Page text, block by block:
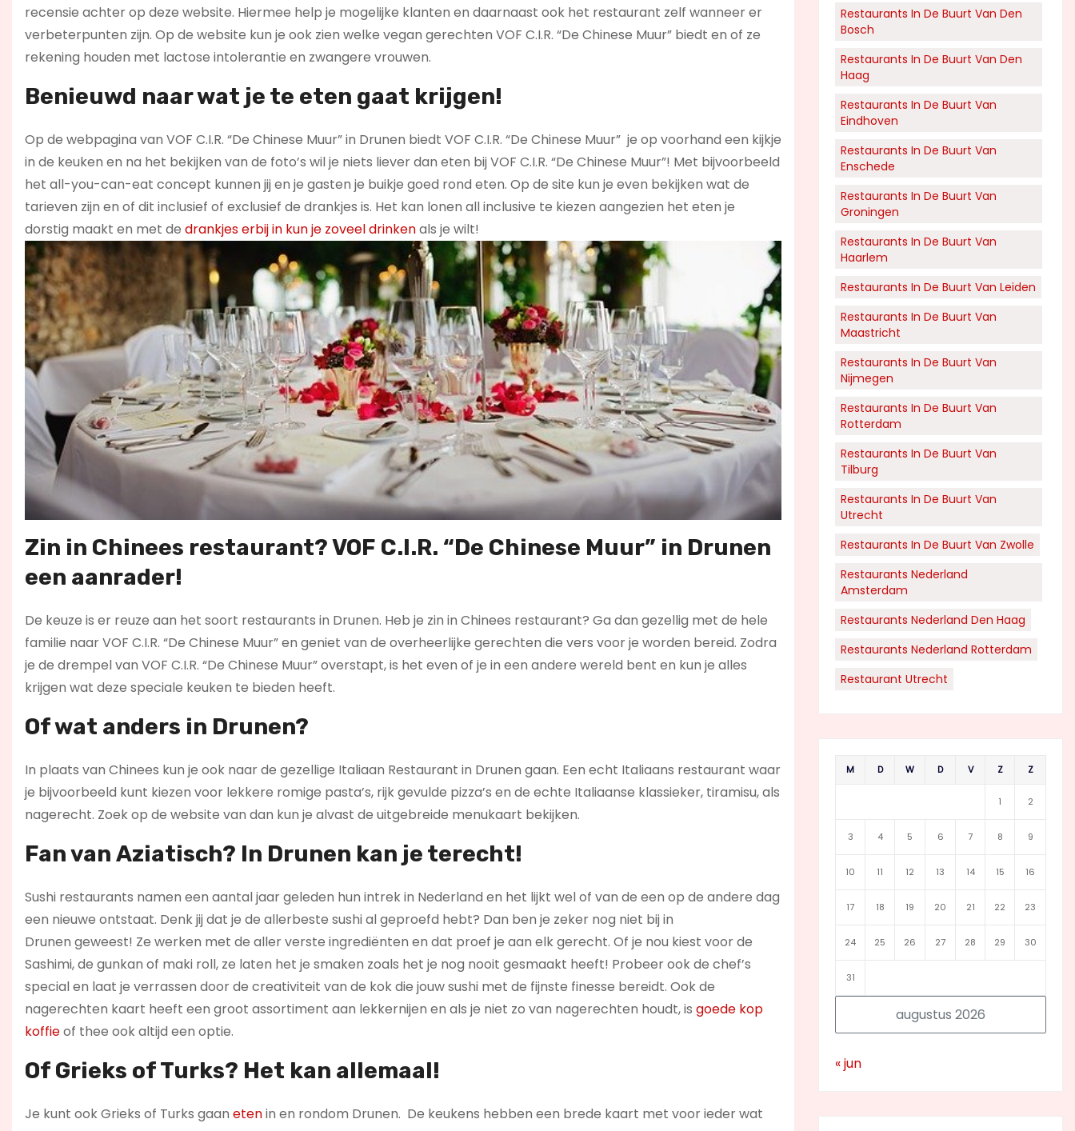
recensie achter op deze website. Hiermee help je mogelijke klanten en daarnaast ook het restaurant zelf wanneer er
verbeterpunten zijn. Op de website kun je ook zien welke vegan gerechten VOF C.I.R. “De Chinese Muur” biedt en of ze
rekening houden met lactose intolerantie en zwangere vrouwen.
Benieuwd naar wat je te eten gaat krijgen!
Op de webpagina van VOF C.I.R. “De Chinese Muur” in Drunen biedt VOF C.I.R. “De Chinese Muur” je op voorhand een kijkje
in de keuken en na het bekijken van de foto’s wil je niets liever dan eten bij VOF C.I.R. “De Chinese Muur”! Met bijvoorbeeld
het all-you-can-eat concept kunnen jij en je gasten je buikje goed rond eten. Op de site kun je even bekijken wat de
tarieven zijn en of dit inclusief of exclusief de drankjes is. Het kan lonen all inclusive te kiezen aangezien het eten je
dorstig maakt en met de drankjes erbij in kun je zoveel drinkenals je wilt!
Zin in Chinees restaurant? VOF C.I.R. “De Chinese Muur” in Drunen
een aanrader!
De keuze is er reuze aan het soort restaurants in Drunen. Heb je zin in Chinees restaurant? Ga dan gezellig met de hele
familie naar VOF C.I.R. “De Chinese Muur” en geniet van de overheerlijke gerechten die vers voor je worden bereid. Zodra
je de drempel van VOF C.I.R. “De Chinese Muur” overstapt, is het even of je in een andere wereld bent en kun je alles
krijgen wat deze speciale keuken te bieden heeft.
Of wat anders in Drunen?
In plaats van Chinees kun je ook naar de gezellige Italiaan Restaurant in Drunen gaan. Een echt Italiaans restaurant waar
je bijvoorbeeld kunt kiezen voor lekkere romige pasta’s, rijk gevulde pizza’s en de echte Italiaanse klassieker, tiramisu, als
nagerecht. Zoek op de website van dan kun je alvast de uitgebreide menukaart bekijken.
Fan van Aziatisch? In Drunen kan je terecht!
Sushi restaurants namen een aantal jaar geleden hun intrek in Nederland en het lijkt wel of van de een op de andere dag
een nieuwe ontstaat. Denk jij dat je de allerbeste sushi al geproefd hebt? Dan ben je zeker nog niet bij in
Drunen geweest! Ze werken met de aller verste ingrediënten en dat proef je aan elk gerecht. Of je nou kiest voor de
Sashimi, de gunkan of maki roll, ze laten het je smaken zoals het je nog nooit gesmaakt heeft! Probeer ook de chef’s
special en laat je verrassen door de creativiteit van de kok die jouw sushi met de fijnste finesse bereidt. Ook de
nagerechten kaart heeft een groot assortiment aan lekkernijen en als je niet zo van nagerechten houdt, is goede kop
koffieof thee ook altijd een optie.
Of Grieks of Turks? Het kan allemaal!
Je kunt ook Grieks of Turks gaan etenin en rondom Drunen. De keukens hebben een brede kaart met voor ieder wat
Restaurants In De Buurt Van Den
Bosch
Restaurants In De Buurt Van Den
Haag
Restaurants In De Buurt Van
Eindhoven
Restaurants In De Buurt Van
Enschede
Restaurants In De Buurt Van
Groningen
Restaurants In De Buurt Van
Haarlem
Restaurants In De Buurt Van Leiden
Restaurants In De Buurt Van
Maastricht
Restaurants In De Buurt Van
Nijmegen
Restaurants In De Buurt Van
Rotterdam
Restaurants In De Buurt Van
Tilburg
Restaurants In De Buurt Van
Utrecht
Restaurants In De Buurt Van Zwolle
Restaurants Nederland
Amsterdam
Restaurants Nederland Den Haag
Restaurants Nederland Rotterdam
Restaurant Utrecht
augustus 2026
M D W D V Z Z
1 2
3 4 5 6 7 8 9
10 11 12 13 14 15 16
17 18 19 20 21 22 23
24 25 26 27 28 29 30
31
« jun